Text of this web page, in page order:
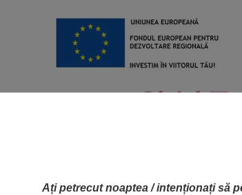
Ați petrecut noaptea / intenționați să